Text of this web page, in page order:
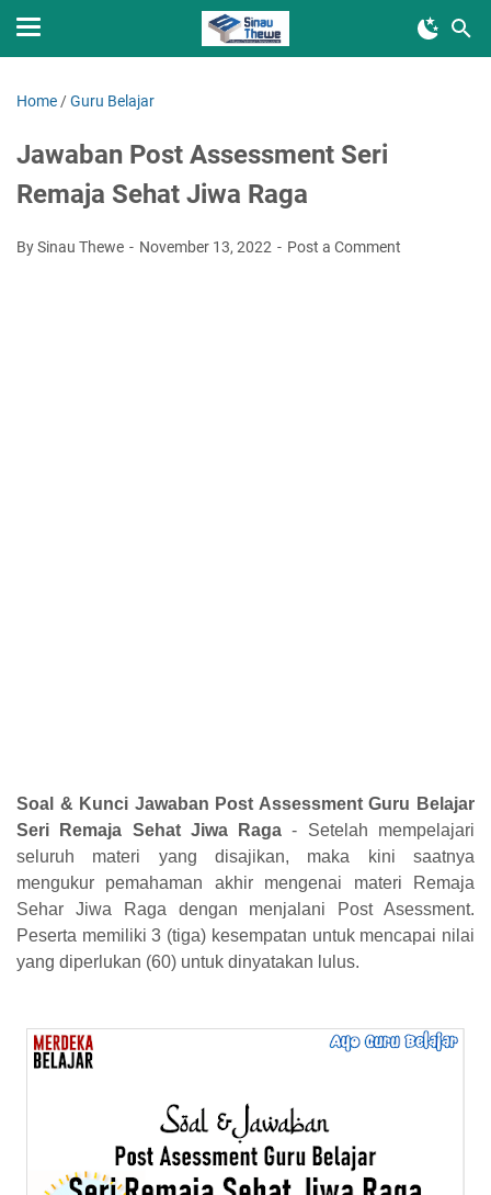
Home /Guru Belajar
Jawaban Post Assessment Seri
Remaja Sehat Jiwa Raga
By Sinau Thewe November 13, 2022 Post a Comment
Soal & Kunci Jawaban Post Assessment Guru Belajar
Seri Remaja Sehat Jiwa Raga - Setelah mempelajari
seluruh materi yang disajikan, maka kini saatnya
mengukur pemahaman akhir mengenai materi Remaja
Sehar Jiwa Raga dengan menjalani Post Asessment.
Peserta memiliki 3 (tiga) kesempatan untuk mencapai nilai
yang diperlukan (60) untuk dinyatakan lulus.